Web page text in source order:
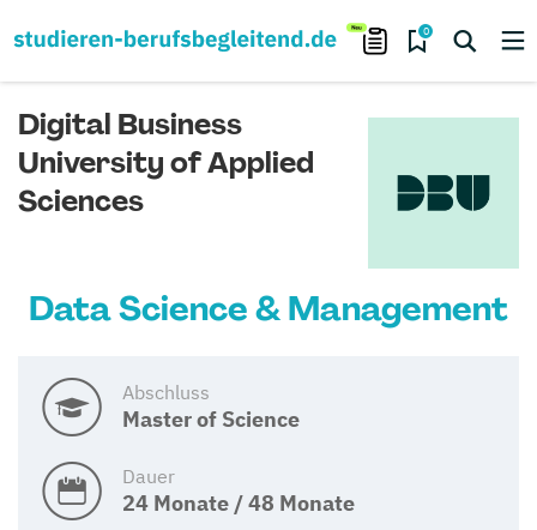
0
Digital Business
University of Applied
Sciences
Data Science & Management
Abschluss
Master of Science
Dauer
24 Monate / 48 Monate